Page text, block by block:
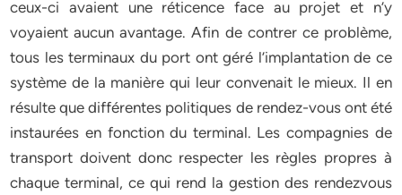
ceux-ci avaient une réticence face au projet et n’y
voyaient aucun avantage. Afin de contrer ce problème,
tous les terminaux du port ont géré l’implantation de ce
système de la manière qui leur convenait le mieux. Il en
résulte que différentes politiques de rendez-vous ont été
instaurées en fonction du terminal. Les compagnies de
transport doivent donc respecter les règles propres à
chaque terminal, ce qui rend la gestion des rendezvous